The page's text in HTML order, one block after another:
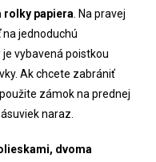
rolky papiera . Na pravej
na jednoduchú
vybavená poistkou
Ak chcete zabrániť
zámok na prednej
naraz.
dvoma